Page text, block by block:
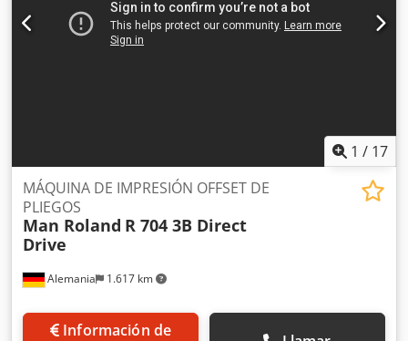
Combi para la regulación de temperatura de los cuerpos
de entintado Sistema de lacado con cámara de racleta y
rodillo anilox Secador IR Baldwin Graphiset GS4 Grafix
1 / 17
Alemania 1.617 km
MÁQUINA DE IMPRESIÓN OFFSET DE
PLIEGOS
Man Roland R 704 3B Direct
Drive
Información de